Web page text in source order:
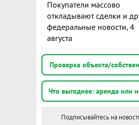
Покупатели массово
откладывают сделки и
федеральные новости, 4
августа
Проверка объекта/
Что выгоднее: аренда или
Подписывайтесь на